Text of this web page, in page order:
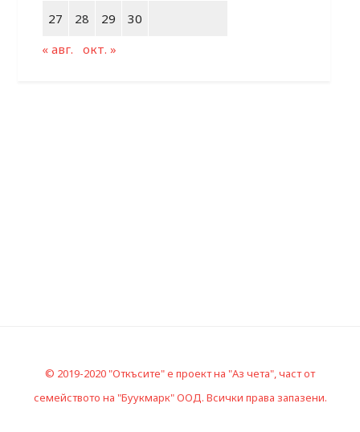
27 28 29
30
« авг.
окт. »
© 2019-2020 "Откъсите" е проект на "Аз чета", част от
семейството на "Буукмарк" ООД. Всички права запазени.